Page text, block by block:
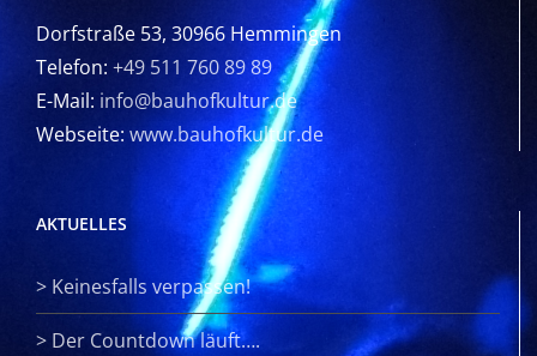
Dorfstraße 53, 30966 Hemmingen
Telefon: +49 511 760 89 89
E-Mail: info@bauhofkultur.de
Webseite: www.bauhofkultur.de
AKTUELLES
> Keinesfalls verpassen!
> Der Countdown läuft….